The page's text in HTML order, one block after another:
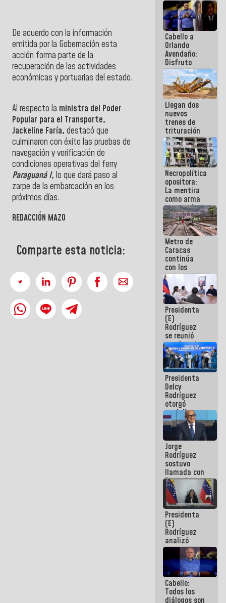
De acuerdo con la información
emitida por la Gobernación esta
acción forma parte de la
recuperación de las actividades
económicas y portuarias del estado.
Al respecto la ministra del Poder
Popular para el Transporte,
">
Jackeline Faría, destacó que
culminaron con éxito las pruebas de
navegación y verificación de
condiciones operativas del ferry
Paraguaná I, lo que dará paso al
zarpe de la embarcación en los
próximos días.
REDACCIÓN MAZO
Comparte esta noticia:
Cabello a
Orlando
Avendaño:
Disfruto
cada vez
que escribes
porque lo
que haces
es
embarrarla
Llegan dos
nuevos
trenes de
trituración
para
optimizar
manejo de
escombros
en La Guaira
Necropolítica
opositora:
La mentira
como arma
contra el
Pueblo
Metro de
Caracas
continúa
con los
trabajos de
mantenimiento
e inspección
en la Línea 2
Presidenta
(E)
Rodríguez
se reunió
con Estado
Mayor
Eléctrico
para
abordar
planes de
acción
Presidenta
Delcy
Rodríguez
otorgó
medalla
"Héroe de
Venezuela"
a servidores
públicos
Jorge
Rodríguez
sostuvo
llamada con
Dinorah
Figuera y
acuerdan
primer
encuentro
presencial
para el
diálogo
Presidenta
(E)
Rodríguez
analizó
junto a
gobernadores
planes de
recuperación
del Sistema
Eléctrico
Cabello:
Todos los
diálogos son